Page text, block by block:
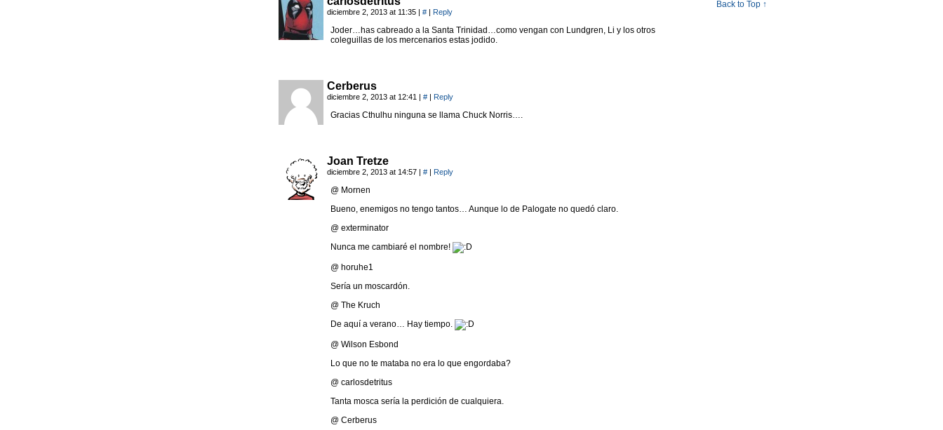
diciembre 2, 2013 at 11:35 | # | Reply
Joder…has cabreado a la Santa Trinidad…como vengan con Lundgren, Li y los otros
coleguillas de los mercenarios estas jodido.
Cerberus
diciembre 2, 2013 at 12:41 | # | Reply
Gracias Cthulhu ninguna se llama Chuck Norris….
Joan Tretze
diciembre 2, 2013 at 14:57 | # | Reply
@ Mornen
Bueno, enemigos no tengo tantos… Aunque lo de Palogate no quedó claro.
@ exterminator
Nunca me cambiaré el nombre!
@ horuhe1
Sería un moscardón.
@ The Kruch
De aquí a verano… Hay tiempo.
@ Wilson Esbond
Lo que no te mataba no era lo que engordaba?
@ carlosdetritus
Tanta mosca sería la perdición de cualquiera.
@ Cerberus
Back to Top ↑